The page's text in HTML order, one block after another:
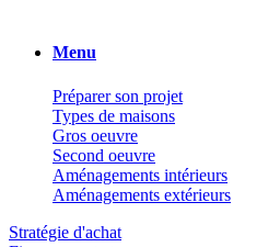
Menu
Préparer son projet
Types de maisons
Gros oeuvre
Second oeuvre
Aménagements intérieurs
Aménagements extérieurs
Stratégie d'achat